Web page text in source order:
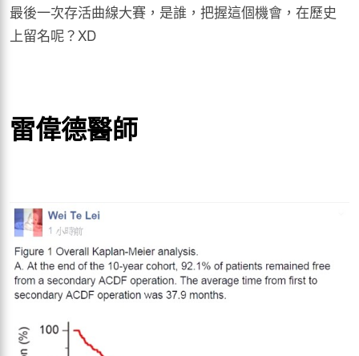
最後一次存活曲線大賽，是誰，把握這個機會，在歷史
上留名呢？XD
雷偉德醫師